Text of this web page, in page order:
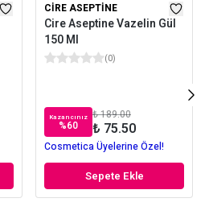
CIRE ASEPTINE
Cire Aseptine Vazelin Gül
150 Ml
(0)
Kazancınız
%60
₺ 189.00
₺ 75.50
Cosmetica Üyelerine Özel!
Sepete Ekle